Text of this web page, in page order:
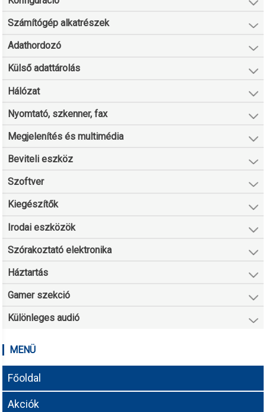
Számítógép alkatrészek
Adathordozó
Külső adattárolás
Hálózat
Nyomtató, szkenner, fax
Megjelenítés és multimédia
Beviteli eszköz
Szoftver
Kiegészítők
Irodai eszközök
Szórakoztató elektronika
Háztartás
Gamer szekció
Különleges audió
MENÜ
Főoldal
Akciók